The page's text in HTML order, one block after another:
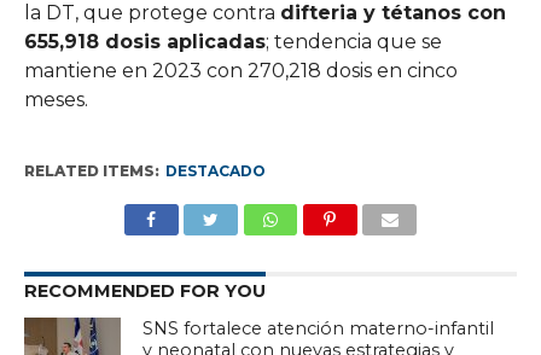
la DT, que protege contra difteria y tétanos con
655,918 dosis aplicadas; tendencia que se
mantiene en 2023 con 270,218 dosis en cinco
meses.
RELATED ITEMS: DESTACADO
RECOMMENDED FOR YOU
SNS fortalece atención materno-infantil
y neonatal con nuevas estrategias y